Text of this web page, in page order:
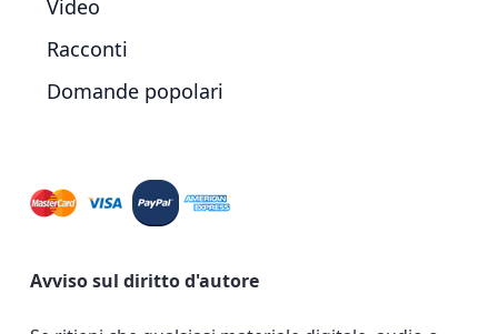
Video
Racconti
Domande popolari
Avviso sul diritto d'autore